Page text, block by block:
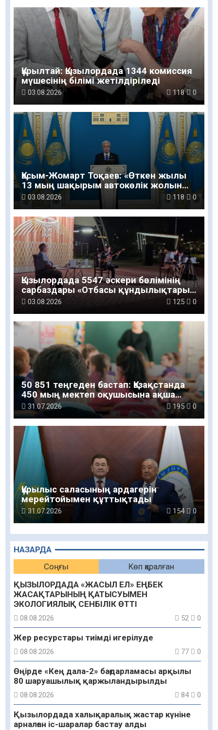
НАЗАРДА
Соңғы
Көп қаралған
ҚЫЗЫЛОРДАДА «ЖАСЫЛ ЕЛ» ЕҢБЕК
ЖАСАҚТАРЫНЫҢ ҚАТЫСУЫМЕН
ЭКОЛОГИЯЛЫҚ СЕНБІЛІК ӨТТІ
08.08.2026 52 0
Жер ресурстары тиімді игерілуде
08.08.2026 77 0
Өңірде «Кең дала-2» бағдарламасы арқылы
80 шаруашылық қаржыландырылды
08.08.2026 84 0
Қызылордада халықаралық жастар күніне
арналған іс-шаралар бастау алды
Құрылтай: Қызылордада 1344 комиссия
мүшесінің білімі жетілдіріледі
03.08.2026 118 0
Қасым-Жомарт Тоқаев: «Өткен жылы
13 мың шақырым автокөлік жолын
салу және жөндеу жұмысы
03.08.2026 118 0
Қызылордада 5547 әскери бөлімінің
сарбаздары «Отбасы құндылықтары
– ұлт болашағы» атты рухани-мәдени
03.08.2026 125 0
50 851 теңгеден бастап: Қазақстанда
450 мың мектеп оқушысына ақша
беріледі
31.07.2026 195 0
Құрылыс саласының ардагерін
мерейтойымен құттықтады
31.07.2026 154 0